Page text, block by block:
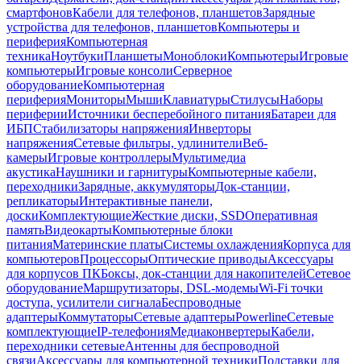
смартфоновКабели для телефонов, планшетовЗарядные
устройства для телефонов, планшетовКомпьютеры и
периферияКомпьютерная
техникаНоутбукиПланшетыМоноблокиКомпьютерыИгровые
компьютерыИгровые консолиСерверное
оборудованиеКомпьютерная
периферияМониторыМышиКлавиатурыСтилусыНаборы
периферииИсточники бесперебойного питанияБатареи для
ИБПСтабилизаторы напряженияИнверторы
напряженияСетевые фильтры, удлинителиВеб-
камерыИгровые контроллерыМультимедиа
акустикаНаушники и гарнитурыКомпьютерные кабели,
переходникиЗарядные, аккумуляторыДок-станции,
репликаторыИнтерактивные панели,
доскиКомплектующиеЖесткие диски, SSDОперативная
памятьВидеокартыКомпьютерные блоки
питанияМатеринские платыСистемы охлажденияКорпуса для
компьютеровПроцессорыОптические приводыАксессуары
для корпусов ПКБоксы, док-станции для накопителейСетевое
оборудованиеМаршрутизаторы, DSL-модемыWi-Fi точки
доступа, усилители сигналаБеспроводные
адаптерыКоммутаторыСетевые адаптерыPowerlineСетевые
комплектующиеIP-телефонияМедиаконвертерыКабели,
переходники сетевыеАнтенны для беспроводной
связиАксессуары для компьютерной техникиПодставки для